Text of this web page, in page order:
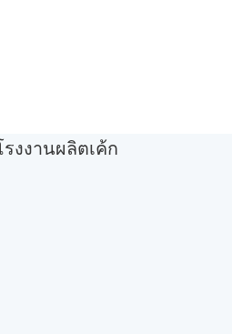
รงงานผลิตเค้ก